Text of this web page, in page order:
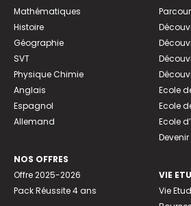
Mathématiques
Histoire
Géographie
SVT
Physique Chimie
Anglais
Espagnol
Allemand
NOS OFFRES
Offre 2025-2026
Pack Réussite 4 ans
Ecole
Ecole
Ecole
VIE
Vie